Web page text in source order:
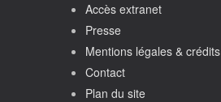
Accès extranet
Presse
Mentions légales & crédits
Contact
Plan du site